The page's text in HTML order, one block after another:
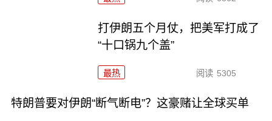
打伊朗五个月仗，把美军打成了
“十口锅九个盖”
最热 阅读 5305
特朗普要对伊朗“断气断电”？这豪赌让全球买单